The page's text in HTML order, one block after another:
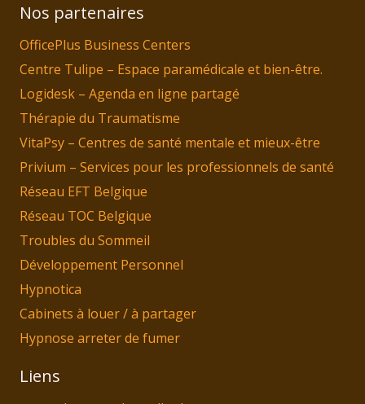
Nos partenaires
OfficePlus Business Centers
Centre Tulipe – Espace paramédicale et bien-être.
Logidesk – Agenda en ligne partagé
Thérapie du Traumatisme
VitaPsy – Centres de santé mentale et mieux-être
Privium – Services pour les professionnels de santé
Réseau EFT Belgique
Réseau TOC Belgique
Troubles du Sommeil
Développement Personnel
Hypnotica
Cabinets à louer / à partager
Hypnose arreter de fumer
Liens